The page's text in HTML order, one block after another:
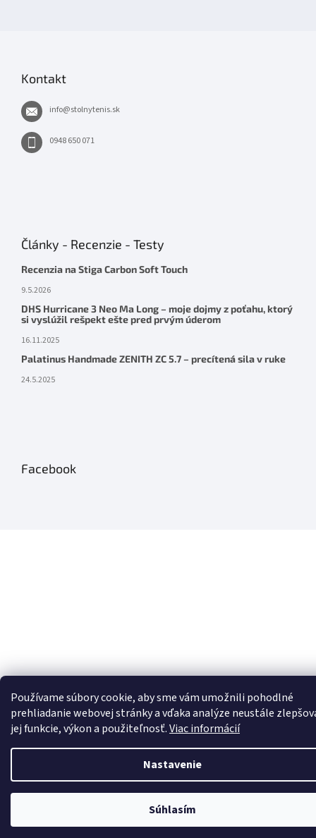
Používame súbory cookie, aby sme vám umožnili pohodlné
prehliadanie webovej stránky a vďaka analýze neustále
jej funkcie, výkon a použiteľnosť.Viac informácií
Nastavenie
Súhlasím
Kontakt
info@stolnytenis.sk
0948 650 071
Články - Recenzie - Testy
Recenzia na Stiga Carbon Soft Touch
9.5.2026
DHS Hurricane 3 Neo Ma Long – moje dojmy z poťahu, ktorý
si vyslúžil rešpekt ešte pred prvým úderom
16.11.2025
Palatinus Handmade ZENITH ZC 5.7 – precítená sila v ruke
24.5.2025
Facebook